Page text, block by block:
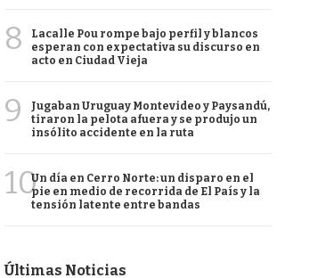
8
Lacalle Pou rompe bajo perfil y blancos
esperan con expectativa su discurso en
acto en Ciudad Vieja
9
Jugaban Uruguay Montevideo y Paysandú,
tiraron la pelota afuera y se produjo un
insólito accidente en la ruta
10Un día en Cerro Norte: un disparo en el
pie en medio de recorrida de El País y la
tensión latente entre bandas
Últimas Noticias